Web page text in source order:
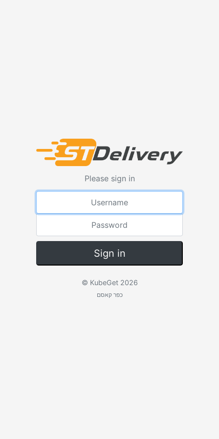
Please sign in
© KubeGet 2026
כפר קאסם